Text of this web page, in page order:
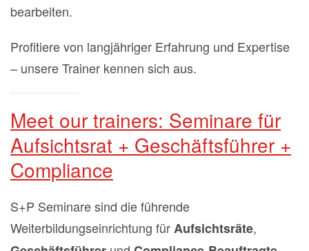
bearbeiten.
Profitiere von langjähriger Erfahrung und Expertise
– unsere Trainer kennen sich aus.
Meet our trainers: Seminare für
Aufsichtsrat + Geschäftsführer +
Compliance
S+P Seminare sind die führende
Weiterbildungseinrichtung fürAufsichtsräte,